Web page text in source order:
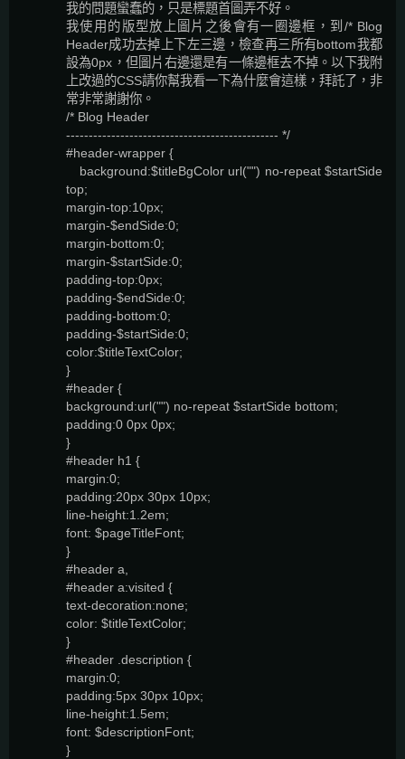
我的問題蠻蠢的，只是標題首圖弄不好。
我使用的版型放上圖片之後會有一圈邊框，到/* Blog
Header成功去掉上下左三邊，檢查再三所有bottom我都
設為0px，但圖片右邊還是有一條邊框去不掉。以下我附
上改過的CSS請你幫我看一下為什麼會這樣，拜託了，非
常非常謝謝你。
/* Blog Header
----------------------------------------------- */
#header-wrapper {
background:$titleBgColor url("") no-repeat $startSide
top;
margin-top:10px;
margin-$endSide:0;
margin-bottom:0;
margin-$startSide:0;
padding-top:0px;
padding-$endSide:0;
padding-bottom:0;
padding-$startSide:0;
color:$titleTextColor;
}
#header {
background:url("") no-repeat $startSide bottom;
padding:0 0px 0px;
}
#header h1 {
margin:0;
padding:20px 30px 10px;
line-height:1.2em;
font: $pageTitleFont;
}
#header a,
#header a:visited {
text-decoration:none;
color: $titleTextColor;
}
#header .description {
margin:0;
padding:5px 30px 10px;
line-height:1.5em;
font: $descriptionFont;
}